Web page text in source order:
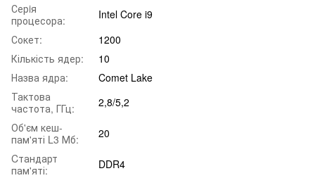
Серiя
процесора:
Intel Core i9
Сокет:
1200
Кількість ядер:
10
Назва ядра:
Comet Lake
Тактова
частота, ГГц:
2,8/5,2
Об'єм кеш-
пам'яті L3 Мб:
20
Cтандарт
пам'яті:
DDR4